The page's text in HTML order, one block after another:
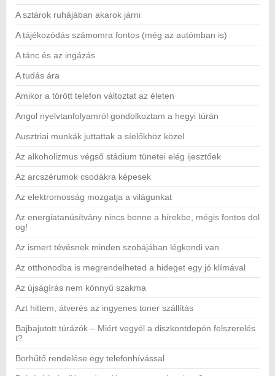
A sztárok ruhájában akarok járni
A tájékozódás számomra fontos (még az autómban is)
A tánc és az ingázás
A tudás ára
Amikor a törött telefon változtat az életen
Angol nyelvtanfolyamról gondolkoztam a hegyi túrán
Ausztriai munkák juttattak a síelőkhöz közel
Az alkoholizmus végső stádium tünetei elég ijesztőek
Az arcszérumok csodákra képesek
Az elektromosság mozgatja a világunkat
Az energiatanúsítvány nincs benne a hírekbe, mégis fontos dol
og!
Az ismert tévésnek minden szobájában légkondi van
Az otthonodba is megrendelheted a hideget egy jó klímával
Az újságírás nem könnyű szakma
Azt hittem, átverés az ingyenes toner szállítás
Bajbajutott túrázók – Miért vegyél a diszkontdepón felszerelés
t?
Borhűtő rendelése egy telefonhívással